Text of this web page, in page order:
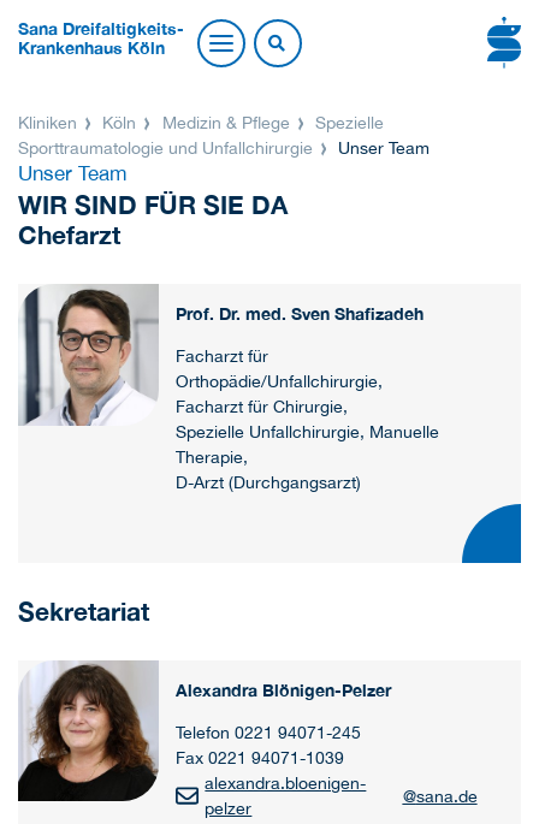
Sana Dreifaltigkeits-
Krankenhaus Köln
Kliniken Köln Medizin & Pflege
Spezielle
Sporttraumatologie und Unfallchirurgie
Unser Team
Unser Team
WIR SIND FÜR SIE DA
Chefarzt
Prof. Dr. med. Sven Shafizadeh
Facharzt für
Orthopädie/Unfallchirurgie,
Facharzt für Chirurgie,
Spezielle Unfallchirurgie, Manuelle
Therapie,
D-Arzt (Durchgangsarzt)
Sekretariat
Alexandra Blönigen-Pelzer
Telefon 0221 94071-245
Fax 0221 94071-1039
alexandra.bloenigen-
pelzer
@sana.de